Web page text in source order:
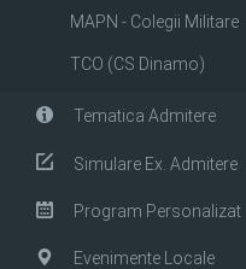
MAPN - Colegii Militare
TCO (CS Dinamo)
Tematica Admitere
Simulare Ex. Admitere
Program Personalizat
Evenimente Locale